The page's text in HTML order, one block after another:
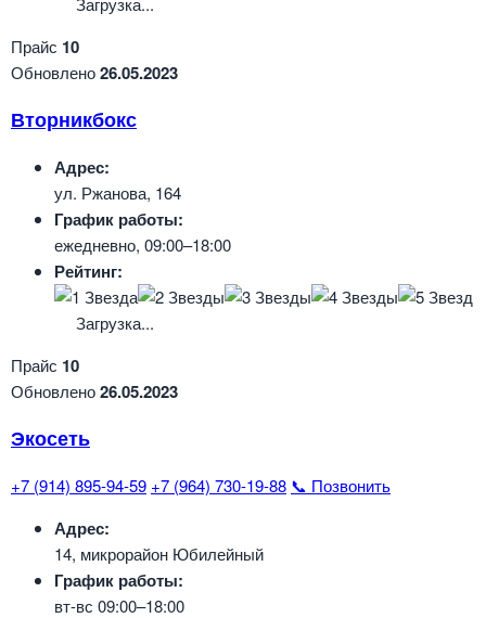
Прайс 10
Обновлено26.05.2023
Вторникбокс
Адрес:
ул. Ржанова, 164
График работы:
ежедневно, 09:00–18:00
Рейтинг:
Загрузка...
Прайс 10
Обновлено26.05.2023
Экосеть
+7 (914) 895-94-59 +7 (964) 730-19-88 📞 Позвонить
Адрес:
14, микрорайон Юбилейный
График работы:
вт-вс 09:00–18:00